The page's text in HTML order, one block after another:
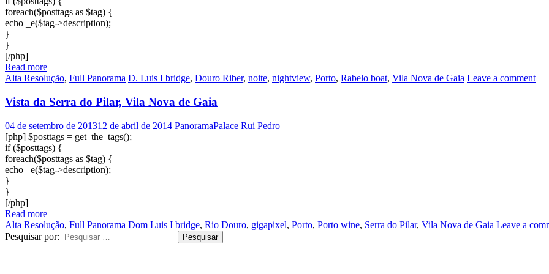
foreach($posttags as $tag) {
echo _e($tag->description);
}
}
[/php]
Read more
Alta Resolução, Full Panorama D. Luis I bridge, Douro Riber, noite, nightview, Porto, Rabelo boat, Vila Nova de Gaia Leave a comment
Vista da Serra do Pilar, Vila Nova de Gaia
04 de setembro de 201312 de abril de 2014 PanoramaPalace Rui Pedro
[php] $posttags = get_the_tags();
if ($posttags) {
foreach($posttags as $tag) {
echo _e($tag->description);
}
}
[/php]
Read more
Alta Resolução, Full Panorama Dom Luis I bridge, Rio Douro, gigapixel, Porto, Porto wine, Serra do Pilar, Vila Nova de Gaia Leave a
Pesquisar por: